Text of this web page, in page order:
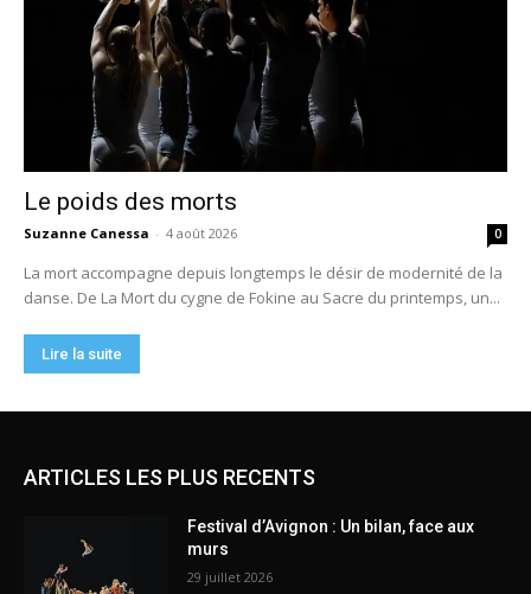
ARTICLES LES PLUS RECENTS
Festival d’Avignon : Un bilan, face aux
murs
29 juillet 2026